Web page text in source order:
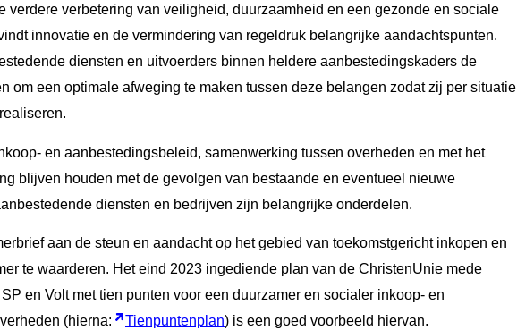
verdere verbetering van veiligheid, duurzaamheid en een gezonde en sociale
innovatie en de vermindering van regeldruk belangrijke aandachtspunten.
diensten en uitvoerders binnen heldere aanbestedingskaders de
om een optimale afweging te maken tussen deze belangen zodat zij per situatie
en aanbestedingsbeleid, samenwerking tussen overheden en met het
blijven houden met de gevolgen van bestaande en eventueel nieuwe
diensten en bedrijven zijn belangrijke onderdelen.
aan de steun en aandacht op het gebied van toekomstgericht inkopen en
te waarderen. Het eind 2023 ingediende plan van de ChristenUnie mede
en Volt met tien punten voor een duurzamer en socialer inkoop- en
(hierna:
Tienpuntenplan) is een goed voorbeeld hiervan.